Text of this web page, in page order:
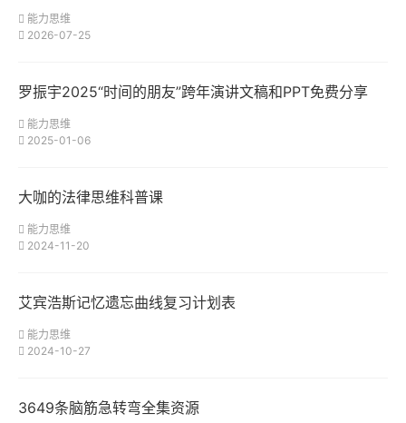
能力思维
2026-07-25
罗振宇2025“时间的朋友”跨年演讲文稿和PPT免费分享
能力思维
2025-01-06
大咖的法律思维科普课
能力思维
2024-11-20
艾宾浩斯记忆遗忘曲线复习计划表
能力思维
2024-10-27
3649条脑筋急转弯全集资源